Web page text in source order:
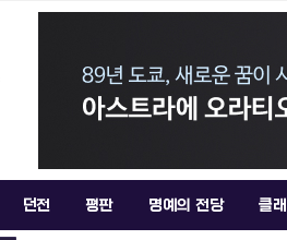
던전 평판 명예의 전당 클